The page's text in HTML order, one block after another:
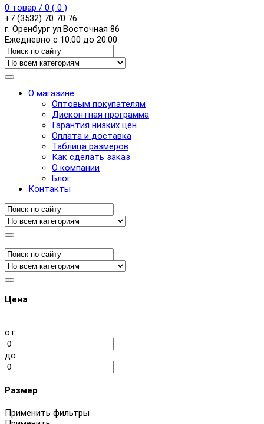
0 товар / 0 ( 0 )
+7 (3532) 70 70 76
г. Оренбург ул.Восточная 86
Ежедневно с 10.00 до 20.00
О магазине
Оптовым покупателям
Дисконтная программа
Гарантия низких цен
Оплата и доставка
Таблица размеров
Как сделать заказ
О компании
Блог
Контакты
Цена
от
до
Размер
Применить фильтры